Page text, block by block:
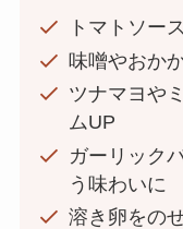
トマトソー
味噌やおか
ツナマヨや
ムUP
ガーリック
う味わいに
溶き卵をの